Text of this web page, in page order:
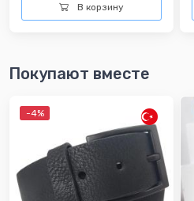
В корзину
Покупают вместе
-4%